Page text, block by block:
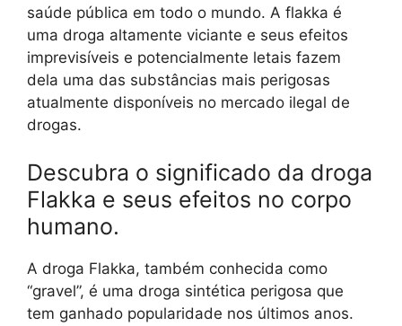
saúde pública em todo o mundo. A flakka é
uma droga altamente viciante e seus efeitos
imprevisíveis e potencialmente letais fazem
dela uma das substâncias mais perigosas
atualmente disponíveis no mercado ilegal de
drogas.
Descubra o significado da droga
Flakka e seus efeitos no corpo
humano.
A droga Flakka, também conhecida como
“gravel”, é uma droga sintética perigosa que
tem ganhado popularidade nos últimos anos.